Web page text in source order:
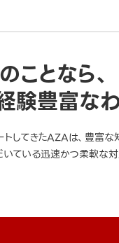
となら、
験豊富な
してきたAZAは、豊富な
ている迅速かつ柔軟な対